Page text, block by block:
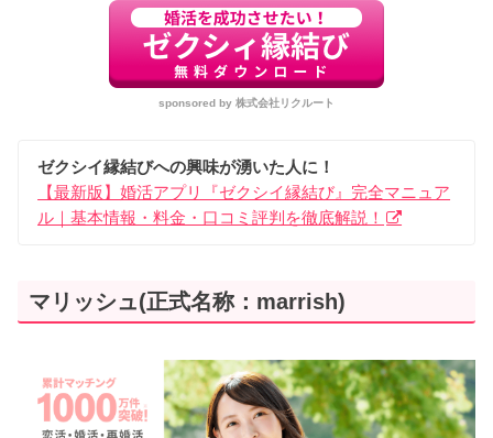
sponsored by 株式会社リクルート
ゼクシイ縁結びへの興味が湧いた人に！
【最新版】婚活アプリ『ゼクシイ縁結び』完全マニュア
ル｜基本情報・料金・口コミ評判を徹底解説！
マリッシュ(正式名称：marrish)